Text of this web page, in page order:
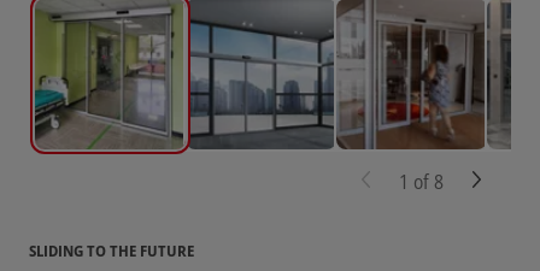
SLIDING TO THE FUTURE
1 of 8